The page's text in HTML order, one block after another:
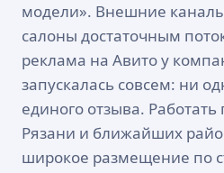
модели». Внешние
салоны достаточным
реклама на Авито у
запускалась совсем: ни
единого отзыва. Работать
Рязани и ближайших
широкое размещение по